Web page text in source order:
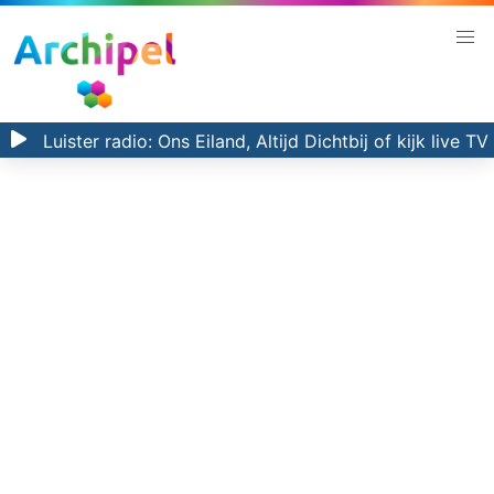
Luister radio: Ons Eiland, Altijd Dichtbij of kijk live TV